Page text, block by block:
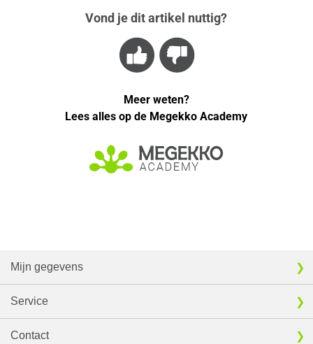
Vond je dit artikel nuttig?
Meer weten?
Lees alles op de Megekko Academy
Mijn gegevens
Service
Contact